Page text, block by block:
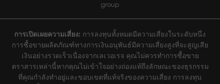
group
การเปิดเผยความเสี่ยง: การลงทุนทั้งหมดมีความเสี่ยงในระดับหนึ่ง
การซื้อขายผลิตภัณฑ์ทางการเงินอนุพันธ์มีความเสี่ยงสูงที่จะสูญเสีย
เงินอย่างรวดเร็วเนื่องจากเลเวอเรจ คุณไม่ควรทำการซื้อขาย
ตราสารเหล่านี้หากคุณไม่เข้าใจอย่างถ่องแท้ถึงลักษณะของธุรกรรม
ที่คุณกำลังทำอยู่และขอบเขตที่แท้จริงของความเสี่ยง การลงทุน